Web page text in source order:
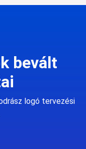
bevált
logó tervezési